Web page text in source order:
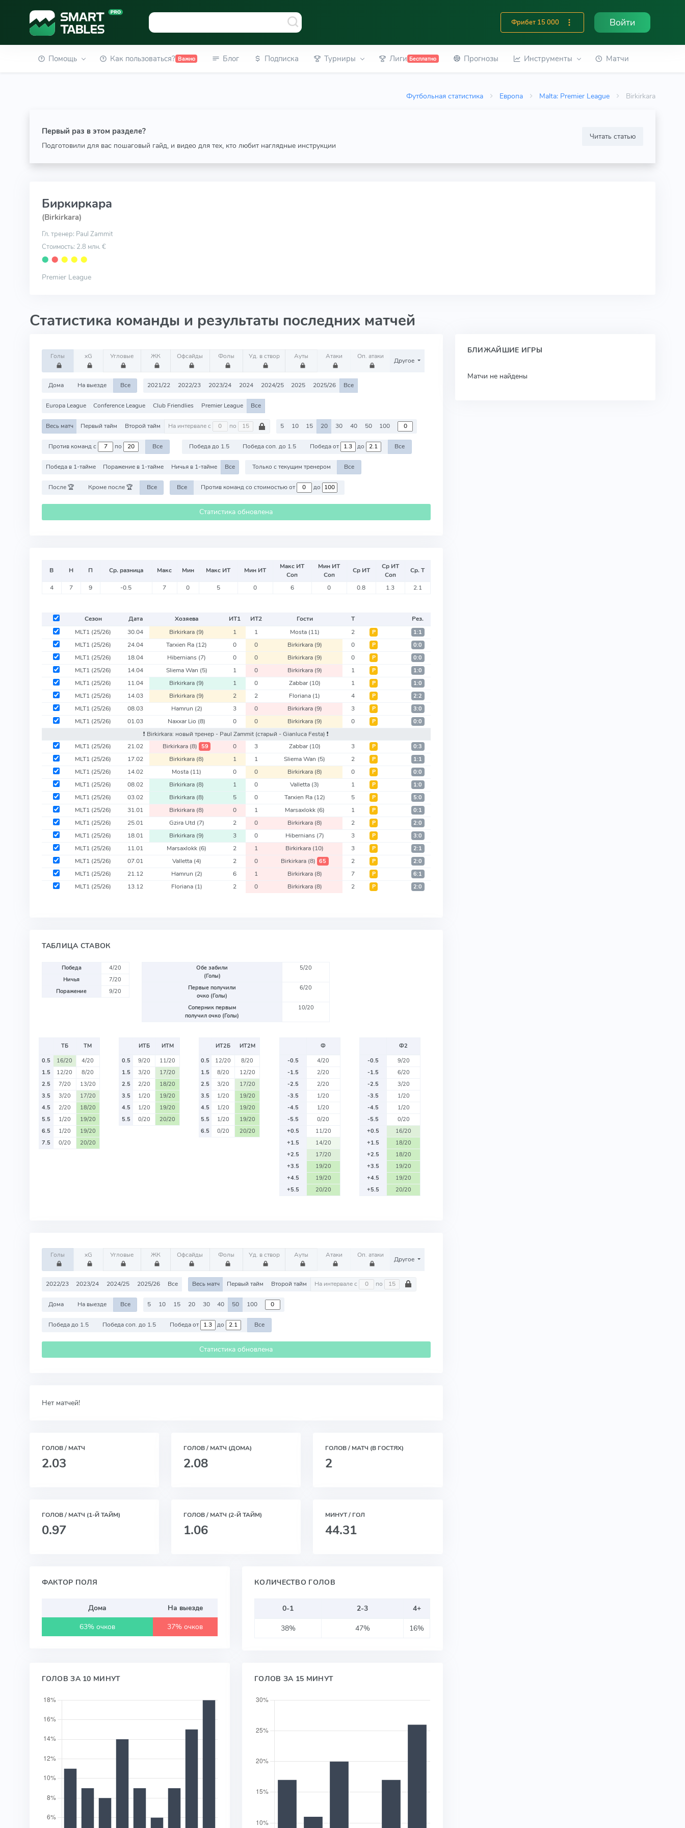
Фрибет 15 000 Войти
Помощь Как пользоваться? Важно Блог Подписка Турниры Лиги Бесплатно Прогнозы Инструменты Матчи
Футбольная статистика Европа Malta: Premier League Birkirkara
Первый раз в этом разделе?
Подготовили для вас пошаговый гайд, и видео для тех, кто любит наглядные инструкции
Читать статью
Биркиркара
(Birkirkara)
Гл. тренер: Paul Zammit
Стоимость: 2.8 млн. €
⬤ ⬤ ⬤ ⬤ ⬤
Premier League
Статистика команды и результаты последних матчей
Голы xG Угловые ЖК Офсайды Фолы Уд. в створ Ауты Атаки Оп. атаки
Другое
Дома На выезде Все 2021/22 2022/23 2023/24 2024 2024/25 2025 2025/26 Все
Europa League Conference League Club Friendlies Premier League Все
Весь матч Первый тайм Второй тайм На интервале с по 5 10 15 20 30 40 50 100
Против команд с по Все Победа до 1.5 Победа соп. до 1.5 Победа от до Все
Победа в 1-тайме Поражение в 1-тайме Ничья в 1-тайме Все Только с текущим тренером Все
После 🏆 Кроме после 🏆 Все Все Против команд со стоимостью от до
Статистика обновлена
В Н П Ср. разница Макс Мин Макс ИТ Мин ИТ
Макс ИТ
Соп
Мин ИТ
Соп
Ср ИТ
Ср ИТ
Соп
Ср. Т
4 7 9 -0.5 7 0 5 0 6 0 0.8 1.3 2.1
Сезон Дата Хозяева ИТ1 ИТ2 Гости Т
Рез.
MLT1 (25/26) 30.04 Birkirkara (9) 1 1 Mosta (11) 2 Р 1:1
MLT1 (25/26) 24.04 Tarxien Ra (12) 0 0 Birkirkara (9) 0 Р 0:0
MLT1 (25/26) 18.04 Hibernians (7) 0 0 Birkirkara (9) 0 Р 0:0
MLT1 (25/26) 14.04 Sliema Wan (5) 1 0 Birkirkara (9) 1 Р 1:0
MLT1 (25/26) 11.04 Birkirkara (9) 1 0 Zabbar(10) 1 Р 1:0
MLT1 (25/26) 14.03 Birkirkara (9) 2 2 Floriana (1) 4 Р 2:2
MLT1 (25/26) 08.03 Hamrun (2) 3 0 Birkirkara (9) 3 Р 3:0
MLT1 (25/26) 01.03 Naxxar Lio (8) 0 0 Birkirkara (9) 0 Р 0:0
❗️ Birkirkara: новый тренер - Paul Zammit (старый - Gianluca Festa) ❗️
MLT1 (25/26) 21.02 Birkirkara (8) 59 0 3 Zabbar(10) 3 Р 0:3
MLT1 (25/26) 17.02 Birkirkara (8) 1 1 Sliema Wan (5) 2 Р 1:1
MLT1 (25/26) 14.02 Mosta (11) 0 0 Birkirkara (8) 0 Р 0:0
MLT1 (25/26) 08.02 Birkirkara (8) 1 0 Valletta (3) 1 Р 1:0
MLT1 (25/26) 03.02 Birkirkara (8) 5 0 Tarxien Ra (12) 5 Р 5:0
MLT1 (25/26) 31.01 Birkirkara (8) 0 1 Marsaxlokk (6) 1 Р 0:1
MLT1 (25/26) 25.01 Gzira Utd (7) 2 0 Birkirkara (8) 2 Р 2:0
MLT1 (25/26) 18.01 Birkirkara (9) 3 0 Hibernians (7) 3 Р 3:0
MLT1 (25/26) 11.01 Marsaxlokk (6) 2 1 Birkirkara (10) 3 Р 2:1
MLT1 (25/26) 07.01 Valletta (4) 2 0 Birkirkara (8) 65 2 Р 2:0
MLT1 (25/26) 21.12 Hamrun (2) 6 1 Birkirkara (8) 7 Р 6:1
MLT1 (25/26) 13.12 Floriana (1) 2 0 Birkirkara (8) 2 Р 2:0
ТАБЛИЦА СТАВОК
Победа
4/20
Ничья
7/20
Поражение
9/20
Обе забили
(Голы)
5/20
Первые получили
очко (Голы)
6/20
Соперник первым
получил очко (Голы)
10/20
ТБ
ТМ
0.5
16/20
4/20
1.5
12/20
8/20
2.5
7/20
13/20
3.5
3/20
17/20
4.5
2/20
18/20
5.5
1/20
19/20
6.5
1/20
19/20
7.5
0/20 20/20
ИТБ
ИТМ
0.5
9/20
11/20
1.5
3/20
17/20
2.5
2/20
18/20
3.5
1/20
19/20
4.5
1/20
19/20
5.5
0/20 20/20
ИТ2Б
ИТ2М
0.5
12/20
8/20
1.5
8/20
12/20
2.5
3/20
17/20
3.5
1/20
19/20
4.5
1/20
19/20
5.5
1/20
19/20
6.5
0/20 20/20
Ф
-0.5
4/20
-1.5
2/20
-2.5
2/20
-3.5
1/20
-4.5
1/20
-5.5
0/20
+0.5
11/20
+1.5
14/20
+2.5
17/20
+3.5
19/20
+4.5
19/20
+5.5
20/20
Ф2
-0.5
9/20
-1.5
6/20
-2.5
3/20
-3.5
1/20
-4.5
1/20
-5.5
0/20
+0.5
16/20
+1.5
18/20
+2.5
18/20
+3.5
19/20
+4.5
19/20
+5.5
20/20
Голы xG Угловые ЖК Офсайды Фолы Уд. в створ Ауты Атаки Оп. атаки
Другое
2022/23 2023/24 2024/25 2025/26 Все Весь матч Первый тайм Второй тайм На интервале с по
Дома На выезде Все 5 10 15 20 30 40 50 100
Победа до 1.5 Победа соп. до 1.5 Победа от до Все
Статистика обновлена
Нет матчей!
ГОЛОВ / МАТЧ
2.03
ГОЛОВ / МАТЧ (ДОМА)
2.08
ГОЛОВ / МАТЧ (В ГОСТЯХ)
2
ГОЛОВ / МАТЧ (1-Й ТАЙМ)
0.97
ГОЛОВ / МАТЧ (2-Й ТАЙМ)
1.06
МИНУТ / ГОЛ
44.31
ФАКТОР ПОЛЯ
Дома
На выезде
63% очков
37% очков
КОЛИЧЕСТВО ГОЛОВ
0-1 2-3
4+
38%
47% 16%
ГОЛОВ ЗА 10 МИНУТ ГОЛОВ ЗА 15 МИНУТ
БЛИЖАЙШИЕ ИГРЫ
Матчи не найдены